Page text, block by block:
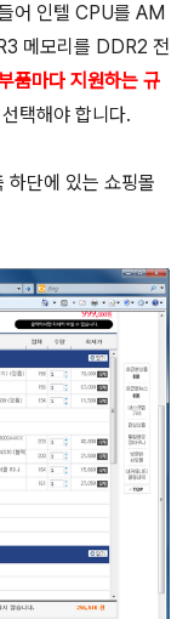
어 인텔 CPU를 AM
메모리를 DDR2 전
품마다 지원하는 규
택해야 합니다.
하단에 있는 쇼핑몰